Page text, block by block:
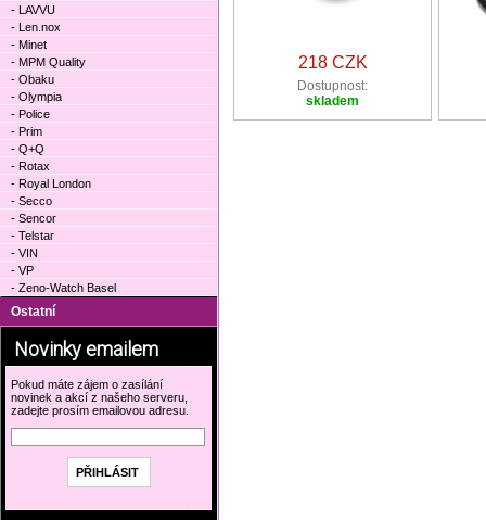
218 CZK
Dostupnost:
skladem
- LAVVU
- Len.nox
- Minet
- MPM Quality
- Obaku
- Olympia
- Police
- Prim
- Q+Q
- Rotax
- Royal London
- Secco
- Sencor
- Telstar
- VIN
- VP
- Zeno-Watch Basel
Ostatní
Novinky emailem
Pokud máte zájem o zasílání
novinek a akcí z našeho serveru,
zadejte prosím emailovou adresu.